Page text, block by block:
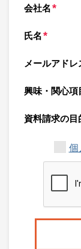
会社名*
氏名*
メールアドレ
興味・関心項
資料請求の目
個